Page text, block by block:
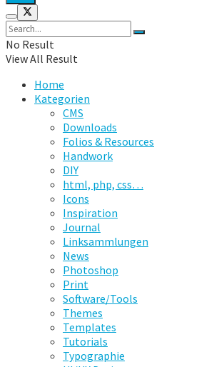
No Result
View All Result
Home
Kategorien
CMS
Downloads
Folios & Resources
Handwork
DIY
html, php, css…
Icons
Inspiration
Journal
Linksammlungen
News
Photoshop
Print
Software/Tools
Themes
Templates
Tutorials
Typographie